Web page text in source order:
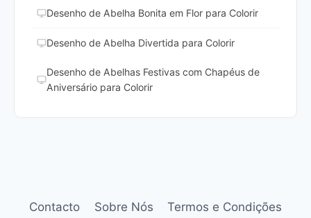
Desenho de Abelha Bonita em Flor para Colorir
Desenho de Abelha Divertida para Colorir
Desenho de Abelhas Festivas com Chapéus de
Aniversário para Colorir
Contacto Sobre Nós
Termos e Condições